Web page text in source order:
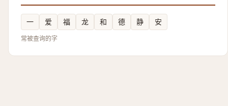
一 爱 福 龙 和 德 静 安
常被查询的字